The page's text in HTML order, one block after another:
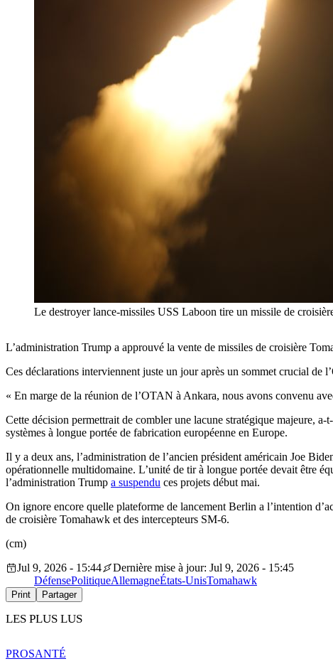
Le destroyer lance-missiles USS Laboon tire un missile de
L’administration Trump a approuvé la vente de missiles de croisière
Ces déclarations interviennent juste un jour après un sommet crucial
« En marge de la réunion de l’OTAN à Ankara, nous avons convenu
Cette décision permettrait de combler une lacune stratégique majeure,
systèmes à longue portée de fabrication européenne en Europe.
Il y a deux ans, l’administration de l’ancien président américain Joe
opérationnelle multidomaine. L’unité de tir à longue portée devait être
l’administration Trump a suspendu ces projets début mai.
On ignore encore quelle plateforme de lancement Berlin a l’intention
de croisière Tomahawk et des intercepteurs SM-6.
(cm)
Jul 9, 2026 - 15:44
Dernière mise à jour: Jul 9, 2026 - 15:45
DéfensePolitiqueAllemagneÉtats-UnisTomahawk
Print Partager
LES PLUS LUS
PROSANTÉ